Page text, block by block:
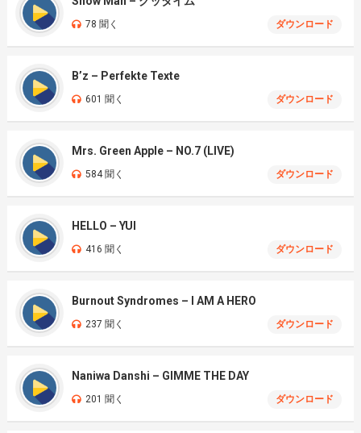
78 聞く ダウンロード
B’z – Perfekte Texte
601 聞く ダウンロード
Mrs. Green Apple – NO.7 (LIVE)
584 聞く ダウンロード
HELLO – YUI
416 聞く ダウンロード
Burnout Syndromes – I AM A HERO
237 聞く ダウンロード
Naniwa Danshi – GIMME THE DAY
201 聞く ダウンロード